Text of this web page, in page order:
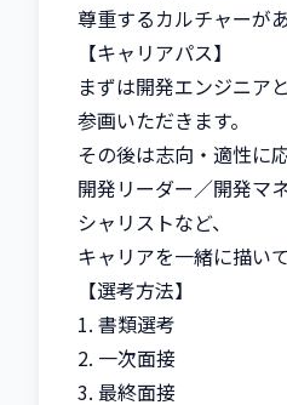
尊重するカルチャーが
【キャリアパス】
まずは開発エンジニア
参画いただきます。
その後は志向・適性に応
開発リーダー／開発マ
シャリストなど、
キャリアを一緒に描い
【選考方法】
1. 書類選考
2. 一次面接
3. 最終面接